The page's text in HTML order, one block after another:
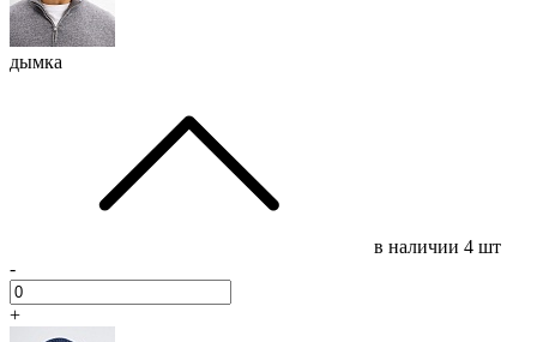
дымка
в наличии 4 шт
-
+